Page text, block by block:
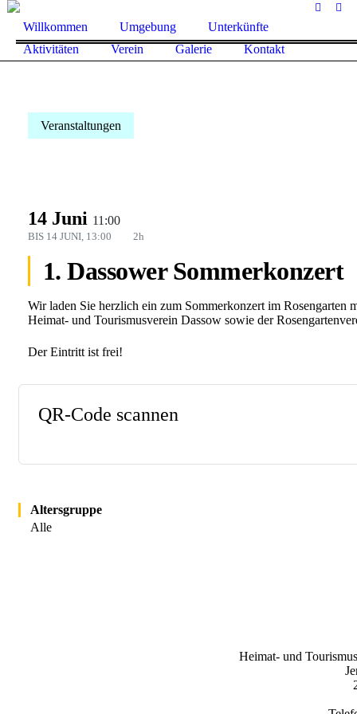
Willkommen Umgebung
Unterkünfte
Aktivitäten
Verein Galerie Kontakt
Veranstaltungen
14 Juni 11:00
BIS 14 JUNI, 13:00 2h
1. Dassower Sommerkonzert
Wir laden Sie herzlich ein zum Sommerkonzert im Rosengarten
Heimat- und Tourismusverein Dassow sowie der
Der Eintritt ist frei!
QR-Code scannen
Altersgruppe
Alle
Heimat- und